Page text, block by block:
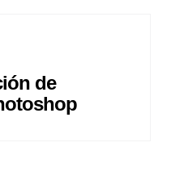
de